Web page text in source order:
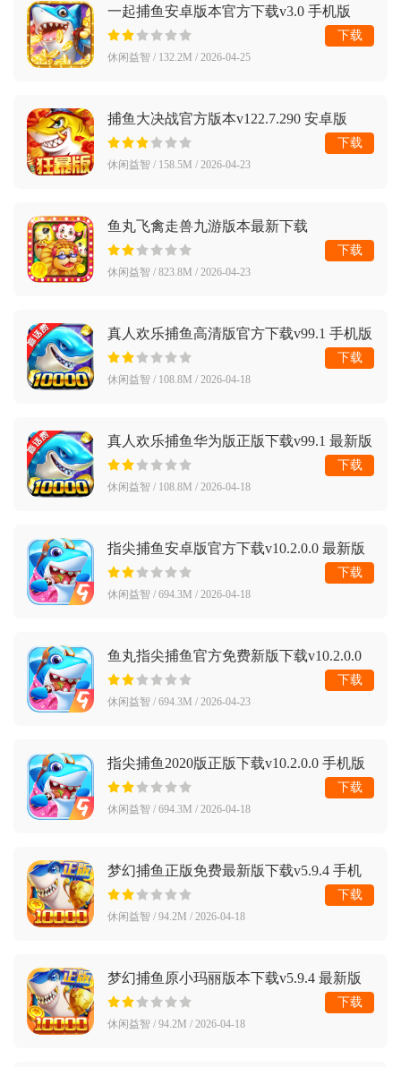
一起捕鱼安卓版本官方下载v3.0 手机版
休闲益智 / 132.2M / 2026-04-25
下载
捕鱼大决战官方版本v122.7.290 安卓版
休闲益智 / 158.5M / 2026-04-23
下载
鱼丸飞禽走兽九游版本最新下载
v10.1.41.0.0 手机版
休闲益智 / 823.8M / 2026-04-23
下载
真人欢乐捕鱼高清版官方下载v99.1 手机版
休闲益智 / 108.8M / 2026-04-18
下载
真人欢乐捕鱼华为版正版下载v99.1 最新版
休闲益智 / 108.8M / 2026-04-18
下载
指尖捕鱼安卓版官方下载v10.2.0.0 最新版
休闲益智 / 694.3M / 2026-04-18
下载
鱼丸指尖捕鱼官方免费新版下载v10.2.0.0
手机版
休闲益智 / 694.3M / 2026-04-23
下载
指尖捕鱼2020版正版下载v10.2.0.0 手机版
休闲益智 / 694.3M / 2026-04-18
下载
梦幻捕鱼正版免费最新版下载v5.9.4 手机
版
休闲益智 / 94.2M / 2026-04-18
下载
梦幻捕鱼原小玛丽版本下载v5.9.4 最新版
休闲益智 / 94.2M / 2026-04-18
下载